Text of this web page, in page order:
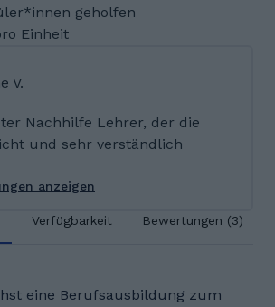
geholfen
Einheit
V.
Nachhilfe Lehrer, der die
und sehr verständlich
anzeigen
Verfügbarkeit Bewertungen (3)
eine Berufsausbildung zum